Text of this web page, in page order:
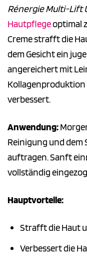
Rénergie Multi-Lift
Hautpflegeoptimal
Creme strafft die
dem Gesicht ein
angereichert mit
verbessert.
Anwendung:
Reinigung und dem
auftragen. Sanft
vollständig
Hauptvorteile:
Strafft die Haut
Verbessert die